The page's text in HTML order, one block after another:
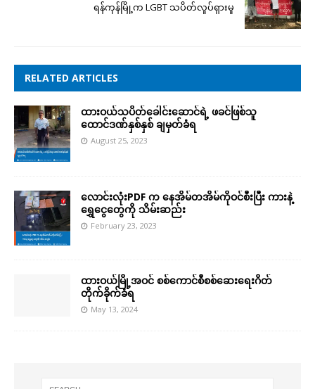
ရန်ကုန်မြို့က LGBT သပိတ်လှုပ်ရှားမှု
RELATED ARTICLES
ထားဝယ်သပိတ်ခေါင်းဆောင်ရဲ့ ဖခင်ဖြစ်သူ
ထောင်ဒဏ်နှစ်နှစ် ချမှတ်ခံရ
August 25, 2023
လောင်းလုံးPDF က နေအိမ်တအိမ်ကိုဝင်စီးပြီး ကားနဲ့
ရွှေငွေတွေကို သိမ်းဆည်း
February 23, 2023
ထားဝယ်မြို့အဝင် စစ်ကောင်စီစစ်ဆေးရေးဂိတ်
တိုက်ခိုက်ခံရ
May 13, 2024